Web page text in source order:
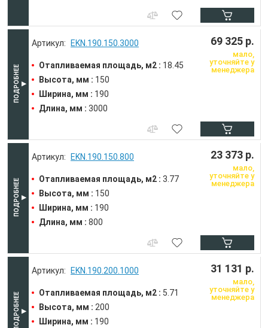
EKN.190.150.3000
Отапливаемая площадь, м2 : 18.45
Высота, мм : 150
Ширина, мм : 190
Длина, мм : 3000
69 325 р.
мало,
уточняйте у
менеджера
EKN.190.150.800
Отапливаемая площадь, м2 : 3.77
Высота, мм : 150
Ширина, мм : 190
Длина, мм : 800
23 373 р.
мало,
уточняйте у
менеджера
EKN.190.200.1000
Отапливаемая площадь, м2 : 5.71
Высота, мм : 200
Ширина, мм : 190
31 131 р.
мало,
уточняйте у
менеджера